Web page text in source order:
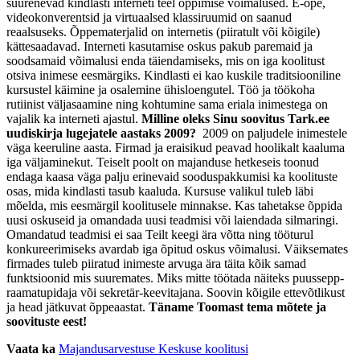
videokonverentsid ja virtuaalsed klassiruumid on saanud
reaalsuseks. Õppematerjalid on internetis (piiratult või kõigile)
kättesaadavad. Interneti kasutamise oskus pakub paremaid ja
soodsamaid võimalusi enda täiendamiseks, mis on iga koolitust
otsiva inimese eesmärgiks. Kindlasti ei kao kuskile traditsiooniline
kursustel käimine ja osalemine ühisloengutel. Töö ja töökoha
rutiinist väljasaamine ning kohtumine sama eriala inimestega on
vajalik ka interneti ajastul. Milline oleks Sinu soovitus Tark.ee
uudiskirja lugejatele aastaks 2009? 2009 on paljudele inimestele
väga keeruline aasta. Firmad ja eraisikud peavad hoolikalt kaaluma
iga väljaminekut. Teiselt poolt on majanduse hetkeseis toonud
endaga kaasa väga palju erinevaid sooduspakkumisi ka koolituste
osas, mida kindlasti tasub kaaluda. Kursuse valikul tuleb läbi
mõelda, mis eesmärgil koolitusele minnakse. Kas tahetakse õppida
uusi oskuseid ja omandada uusi teadmisi või laiendada silmaringi.
Omandatud teadmisi ei saa Teilt keegi ära võtta ning tööturul
konkureerimiseks avardab iga õpitud oskus võimalusi. Väiksemates
firmades tuleb piiratud inimeste arvuga ära täita kõik samad
funktsioonid mis suuremates. Miks mitte töötada näiteks puussepp-
raamatupidaja või sekretär-keevitajana. Soovin kõigile ettevõtlikust
ja head jätkuvat õppeaastat. Täname Toomast tema mõtete ja
soovituste eest!
Vaata ka Majandusarvestuse Keskuse koolitusi